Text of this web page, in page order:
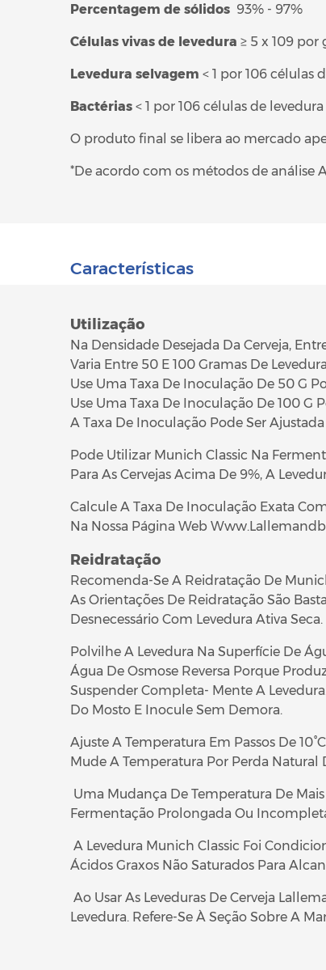
Percentagem de sólidos 93% - 97%
Células vivas de levedura ≥ 5 x 109 por
Levedura selvagem < 1 por 106 células
Bactérias < 1 por 106 células de levedura
O produto final se libera ao mercado
*De acordo com os métodos de análise
Características
Utilização
Na Densidade Desejada Da Cerveja,
Varia Entre 50 E 100 Gramas De
Use Uma Taxa De Inoculação De 50 G
Use Uma Taxa De Inoculação De 100 G
A Taxa De Inoculação Pode Ser
Pode Utilizar Munich Classic Na
Para As Cervejas Acima De 9%, A
Calcul e A Taxa De Inoculação Exata
Na Nossa Página Web Www.Lal lemandb
Reidratação
Recomenda-Se A Reidratação De
As Orientações De Reidratação São
Desnecessário Com Levedura Ativa Seca.
Polvilhe A Levedura Na Superfície De
Água De Osmose Reversa Porque
Suspender Completa- Mente A
Do Mosto E Inocule Sem Demora.
Ajuste A Temperatura Em Passos De
Mude A Temperatura Por Perda Natural
Uma Mudança De Temperatura De
Fermentação Prolongada Ou
A Levedura Munich Classic Foi
Ácidos Graxos Não Saturados Para
Ao Usar As Leveduras De Cerveja
Levedura. Refere-Se À Seção Sobre A